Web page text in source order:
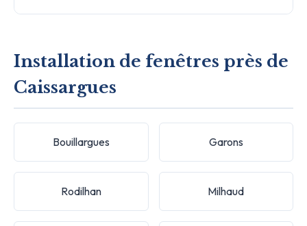
Installation de fenêtres près de
Caissargues
Bouillargues Garons
Rodilhan Milhaud